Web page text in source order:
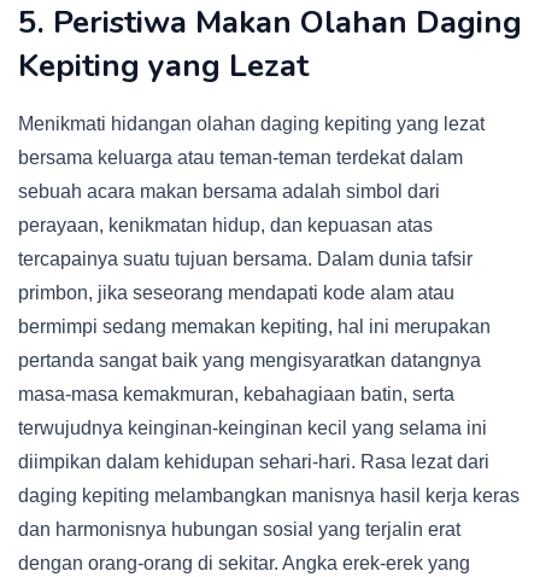
5. Peristiwa Makan Olahan Daging
Kepiting yang Lezat
Menikmati hidangan olahan daging kepiting yang lezat
bersama keluarga atau teman-teman terdekat dalam
sebuah acara makan bersama adalah simbol dari
perayaan, kenikmatan hidup, dan kepuasan atas
tercapainya suatu tujuan bersama. Dalam dunia tafsir
primbon, jika seseorang mendapati kode alam atau
bermimpi sedang memakan kepiting, hal ini merupakan
pertanda sangat baik yang mengisyaratkan datangnya
masa-masa kemakmuran, kebahagiaan batin, serta
terwujudnya keinginan-keinginan kecil yang selama ini
diimpikan dalam kehidupan sehari-hari. Rasa lezat dari
daging kepiting melambangkan manisnya hasil kerja keras
dan harmonisnya hubungan sosial yang terjalin erat
dengan orang-orang di sekitar. Angka erek-erek yang